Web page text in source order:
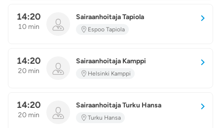
14:20
10 min
Sairaanhoitaja Tapiola
Espoo Tapiola
14:20
20 min
Sairaanhoitaja Kamppi
Helsinki Kamppi
14:20
20 min
Sairaanhoitaja Turku Hansa
Turku Hansa